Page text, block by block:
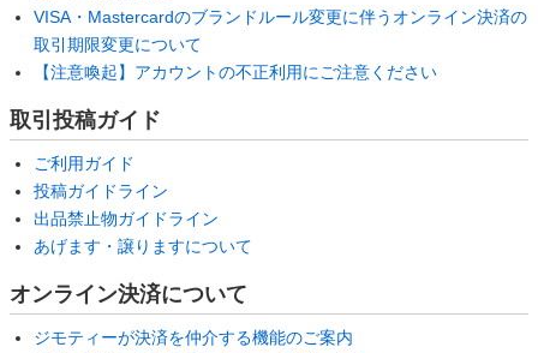
VISA・Mastercardのブランドルール変更に伴うオンライン決済の
取引期限変更について
【注意喚起】アカウントの不正利用にご注意ください
取引投稿ガイド
ご利用ガイド
投稿ガイドライン
出品禁止物ガイドライン
あげます・譲りますについて
オンライン決済について
ジモティーが決済を仲介する機能のご案内